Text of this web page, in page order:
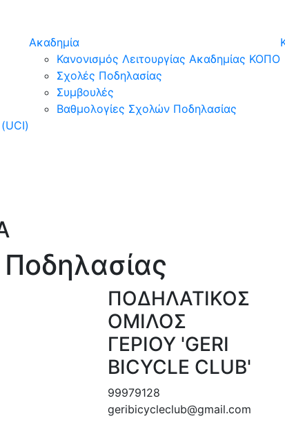
Ακαδημία
Κανονισμός Λειτουργίας Ακαδημίας ΚΟΠΟ
Σχολές Ποδηλασίας
Συμβουλές
Βαθμολογίες Σχολών Ποδηλασίας
Ποδηλασίας
ΠΟΔΗΛΑΤΙΚΟΣ
ΟΜΙΛΟΣ
ΓΕΡΙΟΥ 'GERI
BICYCLE CLUB'
99979128
geribicycleclub@gmail.com